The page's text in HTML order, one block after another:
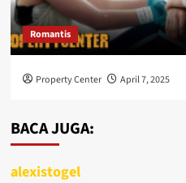
Romantis
Property Center April 7, 2025
BACA JUGA:
alexistogel